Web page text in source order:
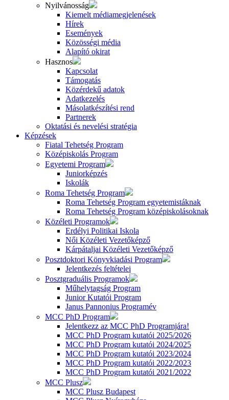
Nyilvánosság
Kiemelt médiamegjelenések
Hírek
Események
Közösségi média
Alapító okirat
Hasznos
Kapcsolat
Támogatás
Közérdekű adatok
Adatkezelés
Másolatkészítési rend
Partnerek
Oktatási és nevelési stratégia
Képzések
Fiatal Tehetség Program
Középiskolás Program
Egyetemi Program
Juniorképzés
Iskolák
Roma Tehetség Program
Roma Tehetség Program egyetemistáknak
Roma Tehetség Program középiskolásoknak
Közéleti Programok
Erdélyi Politikai Iskola
Női Közéleti Vezetőképző
Kárpátaljai Közéleti Vezetőképző
Posztdoktori Könyvkiadási Program
Jelentkezés feltételei
Posztgraduális Programok
Műhelytagság Program
Junior Kutatói Program
Janus Pannonius Programév
MCC PhD Program
Jelentkezz az MCC PhD Programjára!
MCC PhD Program kutatói 2025/2026
MCC PhD Program kutatói 2024/2025
MCC PhD Program kutatói 2023/2024
MCC PhD Program kutatói 2022/2023
MCC PhD Program kutatói 2021/2022
MCC Plusz
MCC Plusz Budapest